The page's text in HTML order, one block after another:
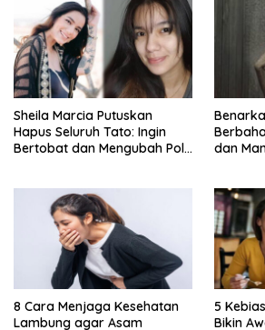
Sheila Marcia Putuskan
Hapus Seluruh Tato: Ingin
Bertobat dan Mengubah Pola
dan
8 Cara Menjaga Kesehatan
Lambung agar Asam
5
Bikin